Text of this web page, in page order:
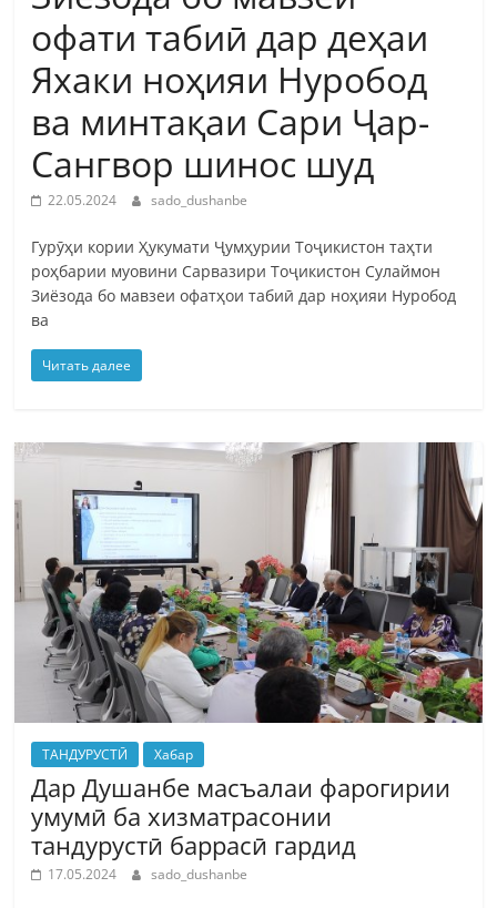
офати табиӣ дар деҳаи
Яхаки ноҳияи Нуробод
ва минтақаи Сари Ҷар-
Сангвор шинос шуд
22.05.2024 sado_dushanbe
Гурӯҳи кории Ҳукумати Ҷумҳурии Тоҷикистон таҳти
роҳбарии муовини Сарвазири Тоҷикистон Сулаймон
Зиёзода бо мавзеи офатҳои табиӣ дар ноҳияи Нуробод
ва
Читать далее
ТАНДУРУСТӢ Хабар
Дар Душанбе масъалаи фарогирии
умумӣ ба хизматрасонии
тандурустӣ баррасӣ гардид
17.05.2024 sado_dushanbe